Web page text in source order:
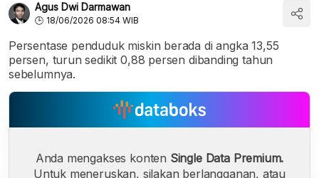
Agus Dwi Darmawan
18/06/2026 08:54 WIB
Persentase penduduk miskin berada di angka 13,55
persen, turun sedikit 0,88 persen dibanding tahun
sebelumnya.
Anda mengakses konten Single Data Premium.
Untuk meneruskan, silakan berlangganan, atau